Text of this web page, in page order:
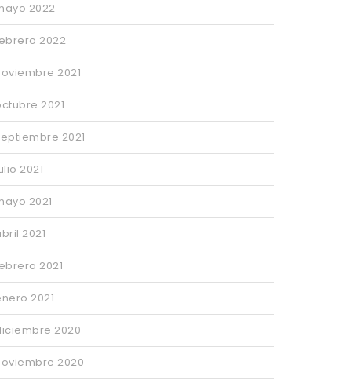
2022
2022
2021
2021
2021
2021
2021
2021
2021
2021
2020
2020